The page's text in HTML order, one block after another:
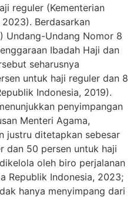
reguler (Kementerian
Berdasarkan
Undang-Undang Nomor 8
Ibadah Haji dan
seharusnya
untuk haji reguler dan 8
Indonesia, 2019).
penyimpangan
Menteri Agama,
justru ditetapkan sebesar
dan 50 persen untuk haji
oleh biro perjalanan
Republik Indonesia, 2023;
hanya menyimpang dari